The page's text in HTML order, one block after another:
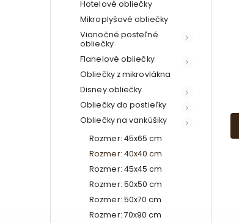
Hotelové obliečky
Mikroplyšové obliečky
Vianočné posteľné
obliečky
Flanelové obliečky
Obliečky z mikrovlákna
Disney obliečky
Obliečky do postieľky
Obliečky na vankúšiky
Rozmer: 45x65 cm
Rozmer: 40x40 cm
Rozmer: 45x45 cm
Rozmer: 50x50 cm
Rozmer: 50x70 cm
Rozmer: 70x90 cm